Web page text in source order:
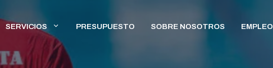
SERVICIOS PRESUPUESTO SOBRE NOSOTROS EMPLEO